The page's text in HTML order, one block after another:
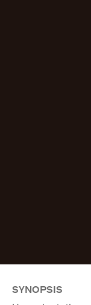
SYNOPSIS